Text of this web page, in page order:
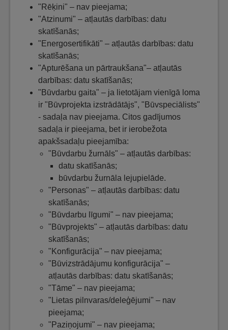
"Rēķini" – nav pieejama;
"Atzinumi" – atļautās darbības: datu
skatīšanās;
"Energosertifikāti" – atļautās darbības: datu
skatīšanās;
"Apturēšana un pārtraukšana"– atļautās
darbības: datu skatīšanās;
"Būvdarbu gaita" – ja lietotājam vienīgā loma
ir "Būvprojekta izstrādātājs", "Būvspeciālists"
- sadaļa nav pieejama. Citos gadījumos
sadaļa ir pieejama, bet ir ierobežota
apakšsadaļu pieejamība:
"Būvdarbu žurnāls" – atļautās darbības:
datu skatīšanās;
būvdarbu žurnāla lejupielāde.
"Personas" – atļautās darbības: datu
skatīšanās;
"Būvdarbu līgumi" – nav pieejama;
"Būvprojekts" – atļautās darbības: datu
skatīšanās;
"Konfigurācija" – nav pieejama;
"Būvizstrādājumu konfigurācija" –
atļautās darbības: datu skatīšanās;
"Tāme" – nav pieejama;
"Lietas pilnvaras/deleģējumi" – nav
pieejama;
"Paziņojumi" – nav pieejama;